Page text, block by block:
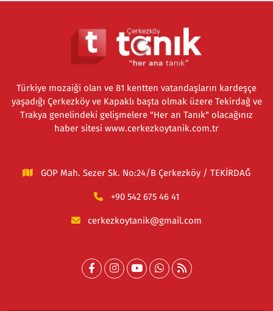
Türkiye mozaiği olan ve 81 kentten vatandaşların kardeşçe
yaşadığı Çerkezköy ve Kapaklı başta olmak üzere Tekirdağ ve
Trakya genelindeki gelişmelere "Her an Tanık" olacağınız
haber sitesi www.cerkezkoytanik.com.tr
GOP Mah. Sezer Sk. No:24/B Çerkezköy / TEKİRDAĞ
+90 542 675 46 41
cerkezkoytanik@gmail.com